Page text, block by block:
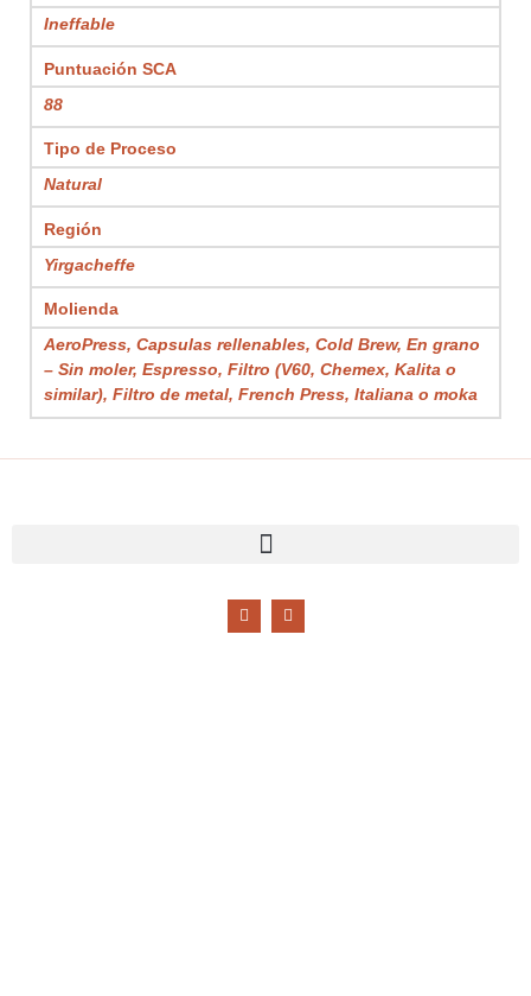
Ineffable
Puntuación SCA
88
Tipo de Proceso
Natural
Región
Yirgacheffe
Molienda
AeroPress, Capsulas rellenables, Cold Brew, En grano
– Sin moler, Espresso, Filtro (V60, Chemex, Kalita o
similar), Filtro de metal, French Press, Italiana o moka